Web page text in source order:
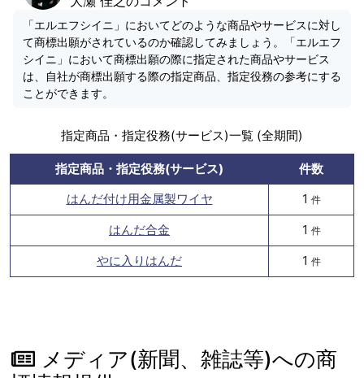
「エルエフシイニ」においてどのような商品やサービスに対し
て商標出願がされているのか確認してみましょう。「エルエフ
シイニ」において商標出願の際に指定された商品やサービス
は、自社が商標出願する際の指定商品、指定役務の参考にする
ことができます。
指定商品・指定役務(サービス)一覧 (全期間)
指定商品・指定役務(サービス)
件数
はんだ付け用金属製ワイヤ
1 件
はんだ合金 1 件
やに入りはんだ 1 件
メディア(新聞、雑誌等)への商